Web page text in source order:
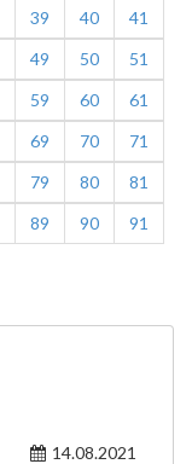
39 40
41
49 50
51
59 60
61
69 70
71
79 80
81
89 90
91
14.08.2021